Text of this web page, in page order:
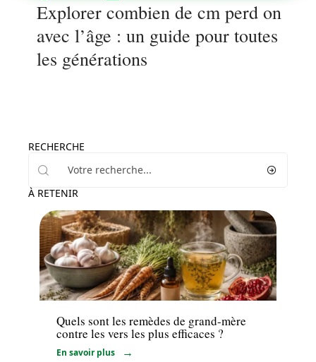
Explorer combien de cm perd on
avec l’âge : un guide pour toutes
les générations
RECHERCHE
À RETENIR
Bien-être
Quels sont les remèdes de grand-mère
contre les vers les plus efficaces ?
En savoir plus